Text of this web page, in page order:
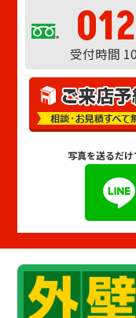
受付時間
写真を送るだけ